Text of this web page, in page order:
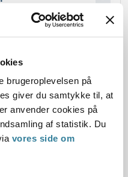
brugeroplevelsen på
giver du samtykke til, at
anvender cookies på
af statistik. Du
vores side om
denne